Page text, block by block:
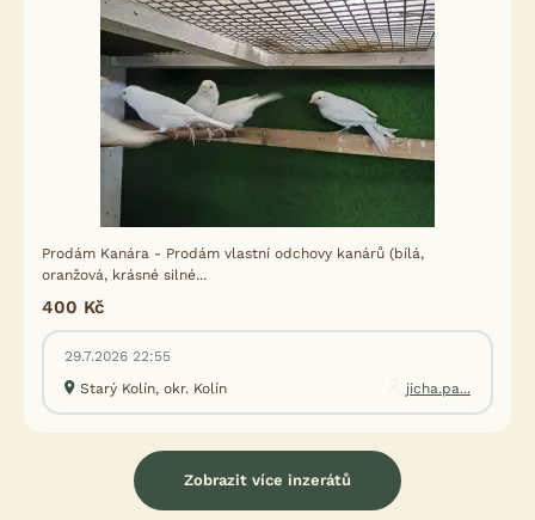
Prodám Kanára - Prodám vlastní odchovy kanárů (bílá,
oranžová, krásné silné...
400 Kč
29.7.2026 22:55
Starý Kolín, okr. Kolín
jicha.pa...
Zobrazit více inzerátů